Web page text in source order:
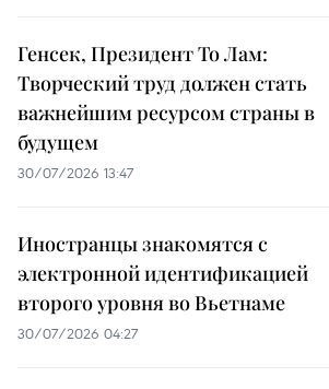
Генсек, Президент То Лам:
Творческий труд должен стать
важнейшим ресурсом страны в
будущем
30/07/2026 13:47
Иностранцы знакомятся с
электронной идентификацией
второго уровня во Вьетнаме
30/07/2026 04:27